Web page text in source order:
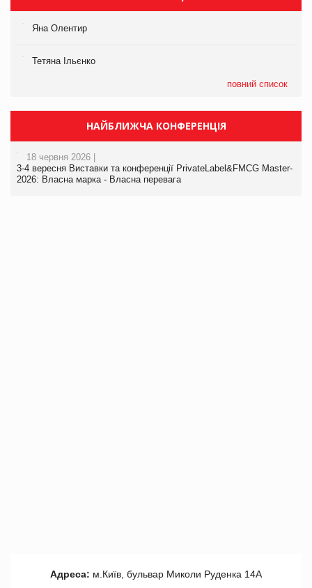
Яна Олентир
Тетяна Ільєнко
повний список
НАЙБЛИЖЧА КОНФЕРЕНЦІЯ
18 червня 2026 |
3-4 вересня Виставки та конференції PrivateLabel&FMCG Master-
2026: Власна марка - Власна перевага
Адреса: м.Київ, бульвар Миколи Руденка 14А